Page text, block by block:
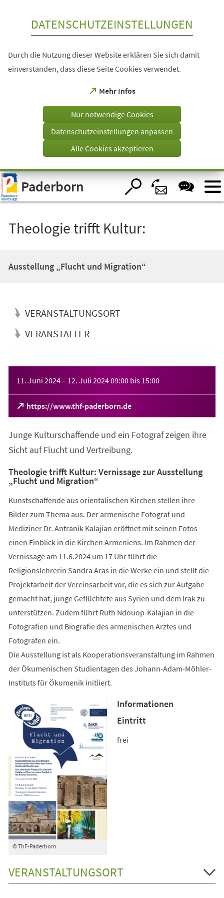
Visuelle
Assistenzsoftware
öffnen.
DATENSCHUTZEINSTELLUNGEN
Durch die Nutzung dieser Website erklären Sie sich damit
einverstanden, dass diese Seite Cookies verwendet.
Mehr Infos
(Öffnet
einem
Tab)
Nur notwendige Cookies
Datenschutzeinstellungen anpassen
Alle Cookies akzeptieren
Paderborn
Theologie trifft Kultur:
Ausstellung „Flucht und Migration“
VERANSTALTUNGSORT
VERANSTALTER
11. Juni 2024– 12. Juli 202409:00 bis 15:00
https://www.thf-paderborn.de
(Öffnet
in
neuen
Tab)
Junge Kulturschaffende und ein Fotograf zeigen ihre
Sicht auf Flucht und Vertreibung.
Theologie trifft Kultur: Vernissage zur Ausstellung
„Flucht und Migration“
Kunstschaffende aus orientalischen Kirchen stellen ihre
Bilder zum Thema aus. Der armenische Fotograf und
Mediziner Dr. Antranik Kalajian eröffnet mit seinen Fotos
einen Einblick in die Kirchen Armeniens. Im Rahmen der
Vernissage am 11.6.2024 um 17 Uhr führt die
Religionslehrerin Sandra Aras in die Werke ein und stellt die
Projektarbeit der Vereinsarbeit vor, die es sich zur Aufgabe
gemacht hat, junge Geflüchtete aus Syrien und dem Irak zu
unterstützen. Zudem führt Ruth Ndouop-Kalajian in die
Fotografien und Biografie des armenischen Arztes und
Fotografen ein.
Die Ausstellung ist als Kooperationsveranstaltung im Rahmen
der Ökumenischen Studientagen des Johann-Adam-Möhler-
Instituts für Ökumenik initiiert.
© ThF-Paderborn
Informationen
Eintritt
frei
VERANSTALTUNGSORT